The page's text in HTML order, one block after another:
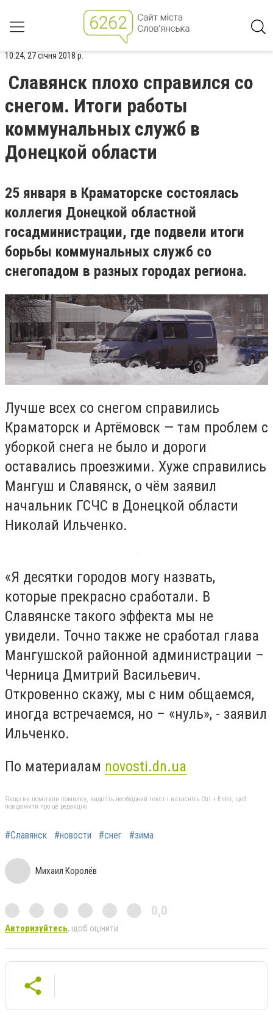
10:24, 27 січня 2018 р.
Славянск плохо справился со
снегом. Итоги работы
коммунальных служб в
Донецкой области
25 января в Краматорске состоялась
коллегия Донецкой областной
госадминистрации, где подвели итоги
борьбы коммунальных служб со
снегопадом в разных городах региона.
Лучше всех со снегом справились
Краматорск и Артёмовск — там проблем с
уборкой снега не было и дороги
оставались проезжими. Хуже справились
Мангуш и Славянск, о чём заявил
начальник ГСЧС в Донецкой области
Николай Ильченко.
«Я десятки городов могу назвать,
которые прекрасно сработали. В
Славянске такого эффекта мы не
увидели. Точно также не сработал глава
Мангушской районной администрации –
Черница Дмитрий Васильевич.
Откровенно скажу, мы с ним общаемся,
иногда встречаемся, но – «нуль», - заявил
Ильченко.
По материалам novosti.dn.ua
Якщо ви помітили помилку, виділіть необхідний текст і натисніть Ctrl + Enter, щоб
повідомити про це редакцію
#Славянск #новости #снег #зима
Михаил Королёв
0,0
Авторизуйтесь, щоб оцінити